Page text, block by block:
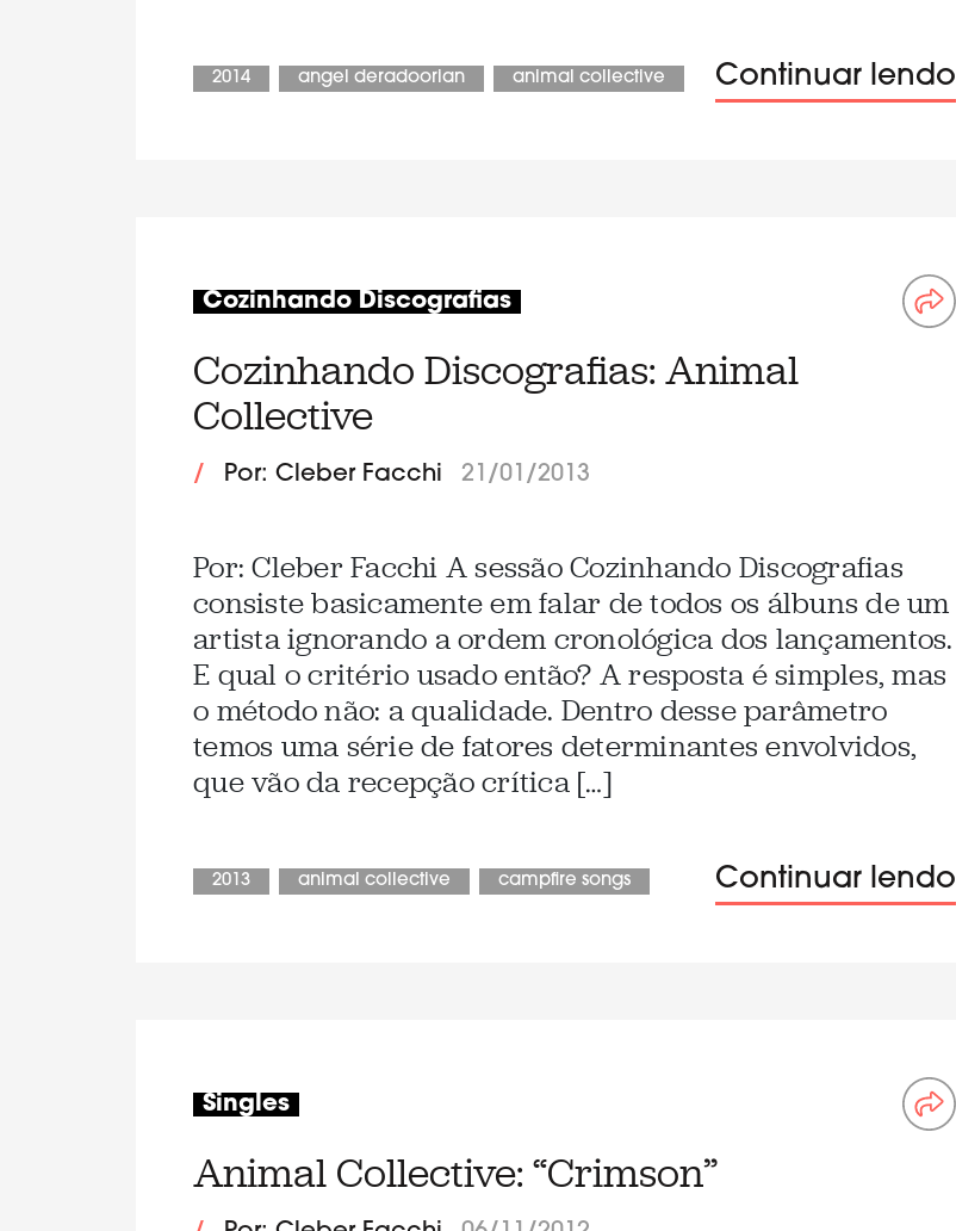
2014 angel deradoorian animal collective Continuar lendo
Cozinhando Discografias
Cozinhando Discografias: Animal
Collective
/ Por: Cleber Facchi 21/01/2013
Por: Cleber Facchi A sessão Cozinhando Discografias
consiste basicamente em falar de todos os álbuns de um
artista ignorando a ordem cronológica dos lançamentos.
E qual o critério usado então? A resposta é simples, mas
o método não: a qualidade. Dentro desse parâmetro
temos uma série de fatores determinantes envolvidos,
que vão da recepção crítica […]
2013 animal collective campfire songs Continuar lendo
Singles
Animal Collective: “Crimson”